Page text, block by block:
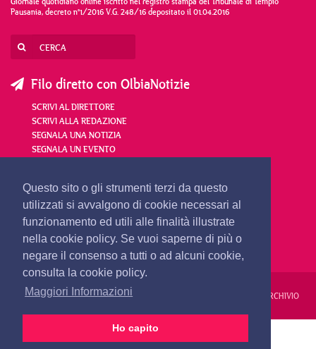
Questo sito o gli strumenti terzi da questo
utilizzati si avvalgono di cookie necessari al
funzionamento ed utili alle finalità illustrate
nella cookie policy. Se vuoi saperne di più o
negare il consenso a tutti o ad alcuni cookie,
consulta la cookie policy.
Maggiori Informazioni
Ho capito
Pausania, decreto n°1/2016 V.G. 248/16 depositato il 01.04.2016
Filo diretto con OlbiaNotizie
SCRIVI AL DIRETTORE
SCRIVI ALLA REDAZIONE
SEGNALA UNA NOTIZIA
SEGNALA UN EVENTO
redazione@olbianotizie.it
REDAZIONE PUBBLICITÀ PRIVACY E COOKIES ARCHIVIO
24 ORE VIDEO